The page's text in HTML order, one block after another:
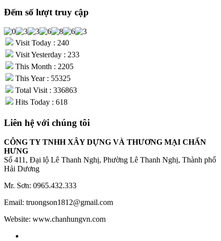
Đếm số lượt truy cập
Visit Today : 240
Visit Yesterday : 233
This Month : 2205
This Year : 55325
Total Visit : 336863
Hits Today : 618
Liên hệ với chúng tôi
CÔNG TY TNHH XÂY DỰNG VÀ THƯƠNG MẠI CHẤN
HƯNG
Số 411, Đại lộ Lê Thanh Nghị, Phường Lê Thanh Nghị, Thành phố
Hải Dương
Mr. Sơn: 0965.432.333
Email: truongson1812@gmail.com
Website: www.chanhungvn.com